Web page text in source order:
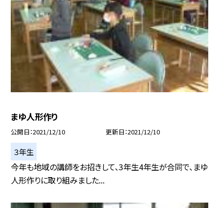
まゆ人形作り
公開日 2021/12/10 更新日 2021/12/10
３年生
今年も地域の講師をお招きして、3年生4年生が合同で、まゆ
人形作りに取り組みました...